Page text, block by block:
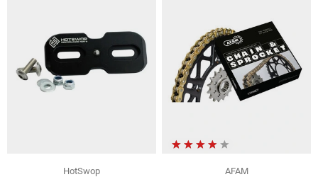
HotSwop
AFAM